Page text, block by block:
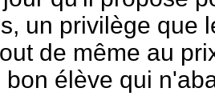
un privilège que
de même au
bon élève qui